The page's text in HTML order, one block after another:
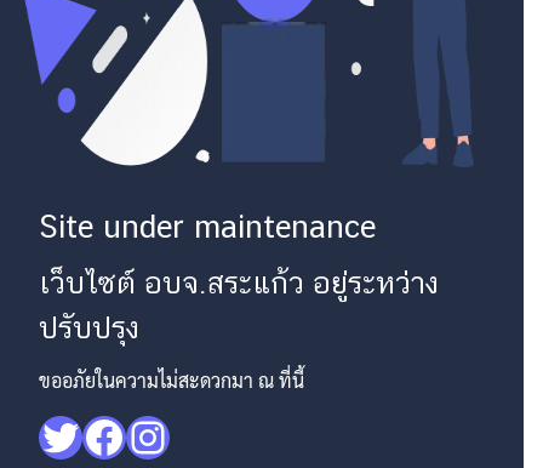
Site under maintenance
เว็บไซต์ อบจ.สระแก้ว อยู่ระหว่าง
ปรับปรุง
ขออภัยในความไม่สะดวกมา ณ ที่นี้
Twitter
Facebook
Instagram